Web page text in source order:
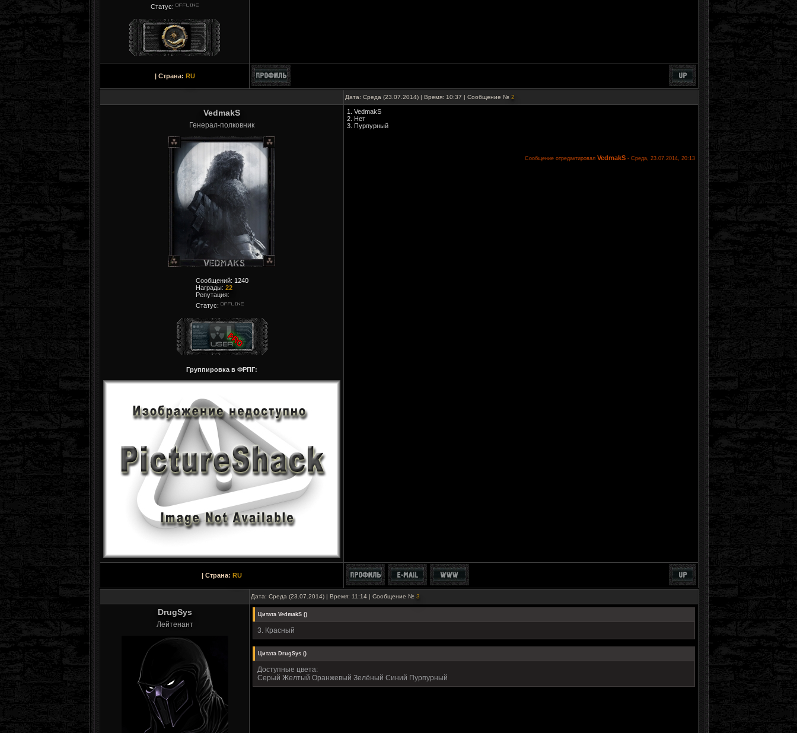
Статус:
| Страна: RU
Дата: Среда (23.07.2014) | Время: 10:37 | Сообщение № 2
VedmakS
Генерал-полковник
Сообщений: 1240
Награды: 22
Репутация:
Статус:
Группировка в ФРПГ:
1. VedmakS
2. Нет
3. Пурпурный
Сообщение отредактировал VedmakS - Среда, 23.07.2014, 20:13
| Страна: RU
Дата: Среда (23.07.2014) | Время: 11:14 | Сообщение № 3
DrugSys
Лейтенант
Цитата VedmakS ()
3. Красный
Цитата DrugSys ()
Доступные цвета:
Серый Желтый Оранжевый Зелёный Синий Пурпурный